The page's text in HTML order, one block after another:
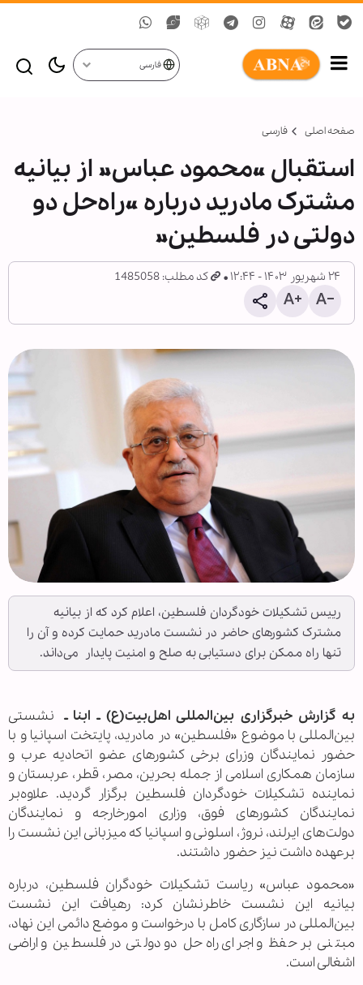
فارسی
صفحه اصلی فارسی
استقبال «محمود عباس» از بیانیه
مشترک مادرید درباره «راه‌حل دو
دولتی در فلسطین»
۲۴ شهریور ۱۴۰۳ - ۱۲:۴۴ کد مطلب: 1485058
رییس تشکیلات خودگردان فلسطین، اعلام کرد که از بیانیه
مشترک کشورهای حاضر در نشست مادرید حمایت کرده و آن را
تنها راه ممکن برای دستیابی به صلح و امنیت پایدار می‌داند.
به گزارش خبرگزاری بین‌المللی اهل‌بیت(ع) ـ ابنا ـنشستی
بین‌المللی با موضوع «فلسطین» در مادرید، پایتخت اسپانیا و با
حضور نمایندگان وزرای برخی کشورهای عضو اتحادیه عرب و
سازمان همکاری اسلامی از جمله بحرین، مصر، قطر، عربستان و
نماینده تشکیلات خودگردان فلسطین برگزار گردید. علاوه‌بر
نمایندگان کشورهای فوق، وزاری امورخارجه و نمایندگان
دولت‌های ایرلند، نروژ، اسلونی و اسپانیا که میزبانی این نشست را
برعهده داشت نیز حضور داشتند.
«محمود عباس» ریاست تشکیلات خودگران فلسطین، درباره
بیانیه این نشست خاطرنشان کرد: رهیافت این نشست
بین‌المللی در سازگاری کامل با درخواست و موضع دائمی این نهاد،
مبتنی بر حفظ و اجرای راه‌حل دو دولتی در فلسطین و اراضی
اشغالی است.